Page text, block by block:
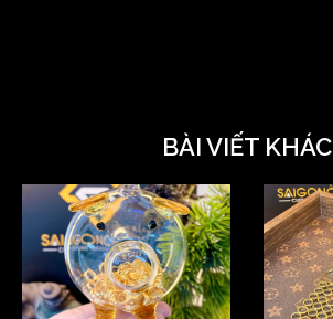
BÀI VIẾT KHÁC